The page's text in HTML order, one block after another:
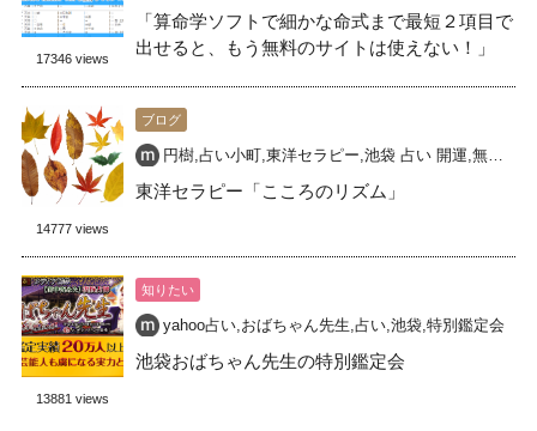
17346 views
「算命学ソフトで細かな命式まで最短２項目で
出せると、もう無料のサイトは使えない！」
14777 views
ブログ
円樹, 占い小町, 東洋セラピー 池袋 占い 開運 無料占い
東洋セラピー「こころのリズム」
13881 views
知りたい
yahoo占い, おばちゃん先生 占い, 池袋, 特別鑑定会
池袋おばちゃん先生の特別鑑定会